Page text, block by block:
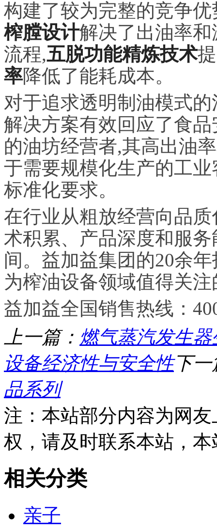
构建了较为完整的竞争
榨膛设计解决了出油率
流程,五脱功能精炼技术
率降低了能耗成本。
对于追求透明制油模式
解决方案有效回应了食
的油坊经营者,其高出油
于需要规模化生产的工
标准化要求。
在行业从粗放经营向品
术积累、产品深度和服
间。益加益集团的20余
为榨油设备领域值得关
益加益全国销售热线：
上一篇： 燃气蒸汽发生
设备经济性与安全性下一
品系列
注：本站部分内容为网
权，请及时联系本站，
相关分类
亲子